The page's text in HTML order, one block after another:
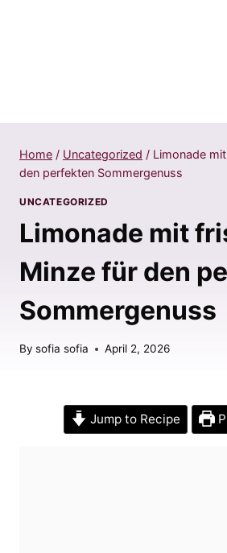
Home / Uncategorized / Limonade
den perfekten Sommergenuss
UNCATEGORIZED
Limonade mit
Minze für den
Sommergenuss
By sofia sofia April 2, 2026
Jump to Recipe